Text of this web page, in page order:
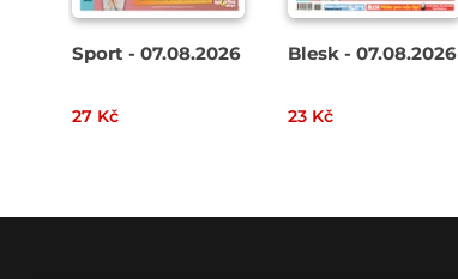
Sport - 07.08.2026
27 Kč
Blesk - 07.08.2026
23 Kč